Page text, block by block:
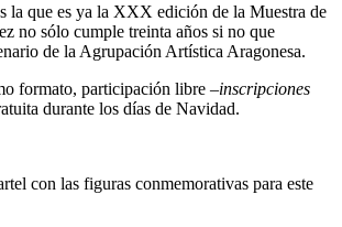
la que es ya la XXX edición de la Muestra de
no sólo cumple treinta años si no que
de la Agrupación Artística Aragonesa.
formato, participación libre –inscripciones
durante los días de Navidad.
con las figuras conmemorativas para este